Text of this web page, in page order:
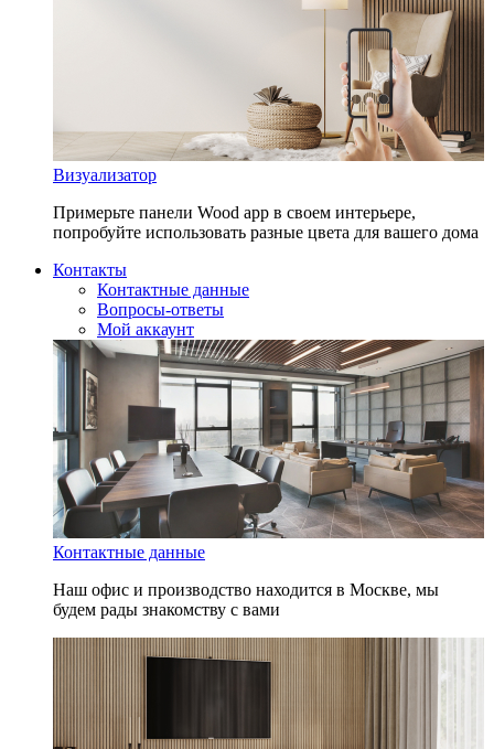
Визуализатор
Примерьте панели Wood app в своем интерьере,
попробуйте использовать разные цвета для вашего дома
Контакты
Контактные данные
Вопросы-ответы
Мой аккаунт
Контактные данные
Наш офис и производство находится в Москве, мы
будем рады знакомству с вами